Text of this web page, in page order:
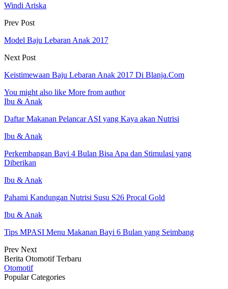
Windi Ariska
Prev Post
Model Baju Lebaran Anak 2017
Next Post
Keistimewaan Baju Lebaran Anak 2017 Di Blanja.Com
You might also like More from author
Ibu & Anak
Daftar Makanan Pelancar ASI yang Kaya akan Nutrisi
Ibu & Anak
Perkembangan Bayi 4 Bulan Bisa Apa dan Stimulasi yang
Diberikan
Ibu & Anak
Pahami Kandungan Nutrisi Susu S26 Procal Gold
Ibu & Anak
Tips MPASI Menu Makanan Bayi 6 Bulan yang Seimbang
Prev Next
Berita Otomotif Terbaru
Otomotif
Popular Categories